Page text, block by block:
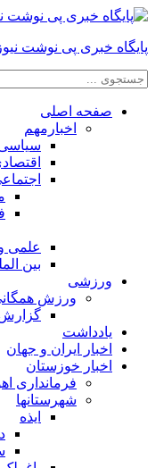
پایگاه خبری پی نوشت نیوز
صفحه اصلی
اخبارمهم
علمی
بین
ورزشی
ورزش
یادداشت
اخبار ایران و جهان
اخبار خوزستان
فرمانداری
شهرستانها
ایذه